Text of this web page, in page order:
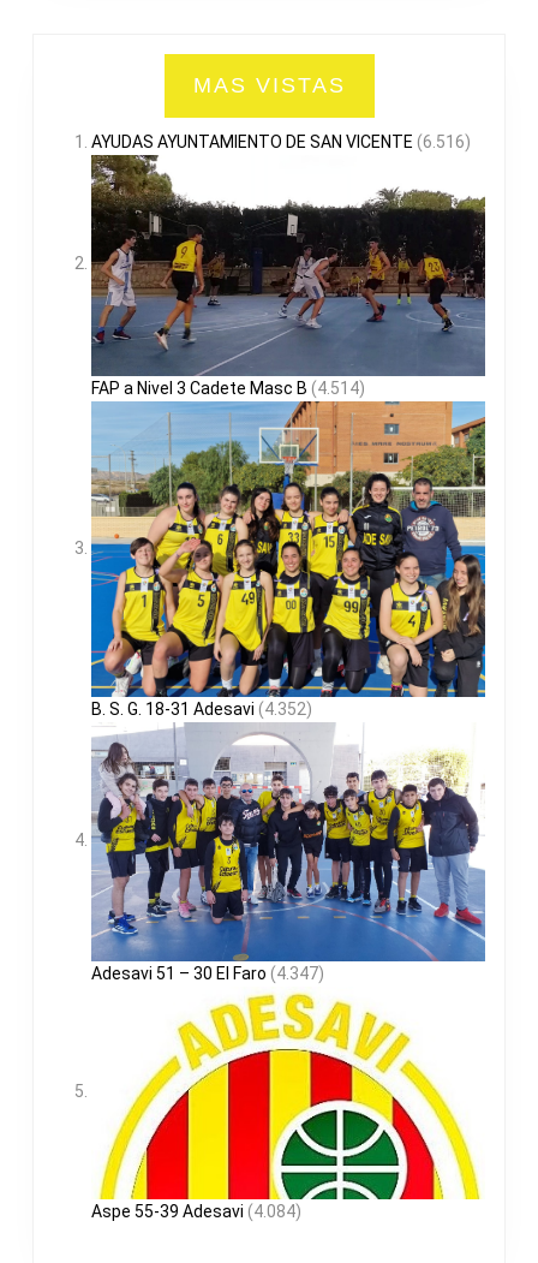
MAS VISTAS
AYUDAS AYUNTAMIENTO DE SAN VICENTE (6.516)
FAP a Nivel 3 Cadete Masc B (4.514)
B. S. G. 18-31 Adesavi (4.352)
Adesavi 51 – 30 El Faro (4.347)
Aspe 55-39 Adesavi (4.084)